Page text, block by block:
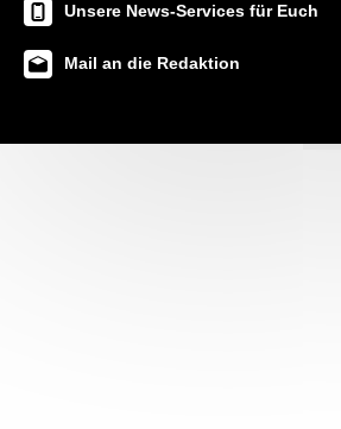
Unsere News-Services für Euch
Mail an die Redaktion